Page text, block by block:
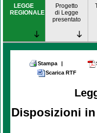
LEGGE
REGIONALE
Progetto
di Legge
presentato
Stampa |
Scarica RTF
Disposizioni